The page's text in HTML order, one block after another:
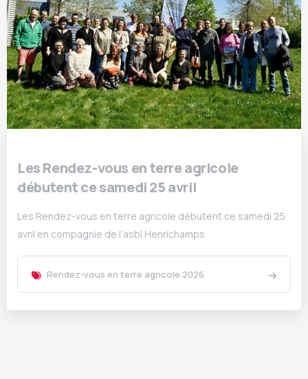
Les Rendez-vous en terre agricole
débutent ce samedi 25 avril
Les Rendez-vous en terre agricole débutent ce samedi 25
avril en compagnie de l’asbl Henrichamps
Rendez-vous en terre agricole 2026